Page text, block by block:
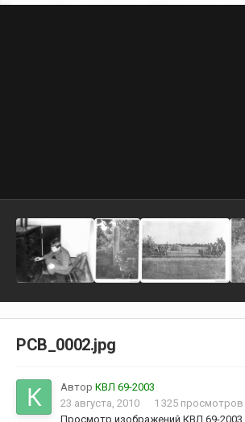
РСВ_0002.jpg
Автор КВЛ 69-2003
23 августа, 2010
1 325 просмотров
Просмотр изображений КВЛ 69-2003